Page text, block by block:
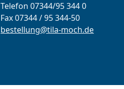
Telefon 07344/95 344 0
Fax 07344 / 95 344-50
bestellung@tila-moch.de